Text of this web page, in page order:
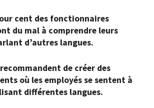
cent des fonctionnaires
du mal à comprendre leurs
d’autres langues.
de créer des
où les employés se sentent à
différentes langues.